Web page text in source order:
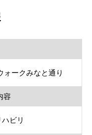
ォークみなと通り
容
ビリ